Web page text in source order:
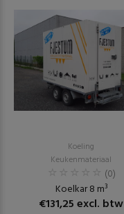
Koeling
Keukenmateriaal
(0)
Koelkar 8 m³
€131,25 excl. btw